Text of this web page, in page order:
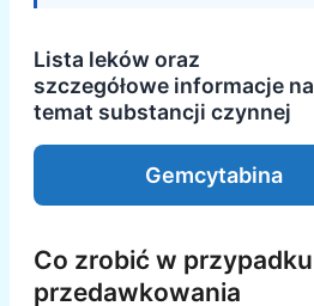
Lista leków oraz
szczegółowe informacje na
temat substancji czynnej
Gemcytabina
Co zrobić w przypadku
przedawkowania